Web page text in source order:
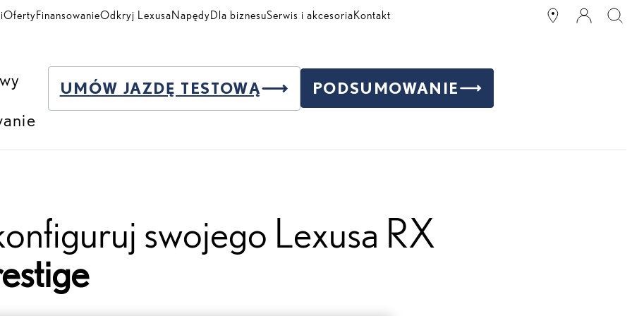
OfertyFinansowanieOdkryj LexusaNapędyDla biznesuSerwis i akcesoriaKontakt
UMÓW JAZDĘ TESTOWĄ PODSUMOWANIE
swojego Lexusa RX